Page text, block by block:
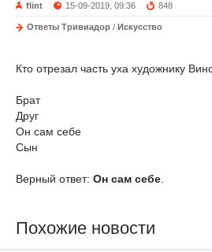
flint 15-09-2019, 09:36 848
Ответы Тривиадор / Искусство
Кто отрезал часть уха художнику
Брат
Друг
Он сам себе
Сын
Верный ответ: Он сам себе
Похожие новости